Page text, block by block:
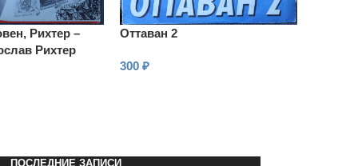
Рихтер –
Рихтер
Оттаван 2
300 ₽
ПОСЛЕДНИЕ ЗАПИСИ